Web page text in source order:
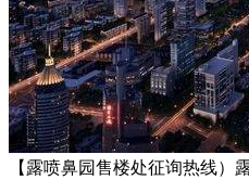
【露喷鼻园售楼处征询热线）